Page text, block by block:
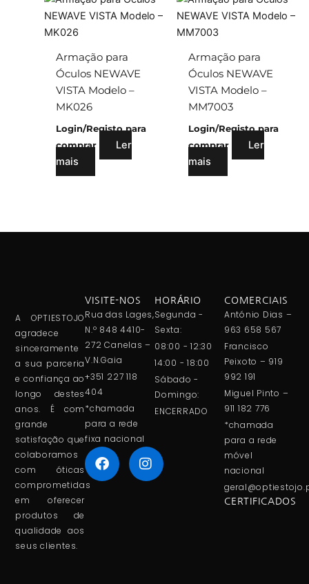
Armação para
Óculos NEWAVE
VISTA Modelo –
MK026
Login/Registo para
comprar
Ler
mais
Armação para
Óculos NEWAVE
VISTA Modelo –
MM7003
Login/Registo para
comprar
Ler
mais
A OPTIESTOJO
agradece
sinceramente
a sua parceria
e confiança ao
longo destes
anos. É com
grande
satisfação que
colaboramos
com óticas
comprometidas
em oferecer
produtos de
qualidade aos
seus clientes.
VISITE-NOS
Rua das Lages,
N.º 848 4410-
272 Canelas –
V.N.Gaia
+351 227 118
404
*chamada
para a rede
fixa nacional
HORÁRIO
Segunda -
Sexta:
08:00 - 12:30
14:00 - 18:00
Sábado -
Domingo:
ENCERRADO
COMERCIAIS
António Dias –
963 658 567
Francisco
Peixoto – 919
992 191
Miguel Pinto –
911 182 776
*chamada
para a rede
móvel
nacional
CERTIFICADOS